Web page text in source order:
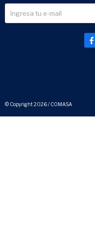

© Copyright 2026 / COMASA